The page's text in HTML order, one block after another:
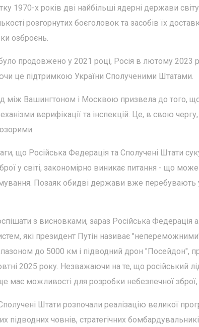
1970-х років дві найбільші ядерні держави
розгорнутих боєголовок та засобів їх
озброєнь.
було продовжено у 2021 році, Росія в лютому 2023
це підтримкою України Сполученими Штатами.
між Вашингтоном і Москвою призвела до того,
верифікації та інспекцій. Це, в свою
що Російська Федерація та Сполучені Штати
у світі, закономірно виникає питання - що
Позаяк обидві держави вже перебувають у
з висновками, зараз Російська
які президент Путін називає
до 5000 км і підводний дрон "Посейдон",
2025 року. Незважаючи на те, що російський
має можливості для розробки небезпечної зброї,
Штати розпочали реалізацію великої
підводних човнів, стратегічних